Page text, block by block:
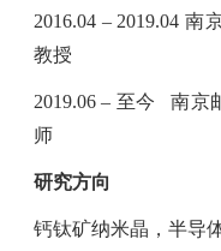
2016.04 – 2019.04 南
教授
2019.06 – 至今
南京
师
研究方向
钙钛矿纳米晶，半导